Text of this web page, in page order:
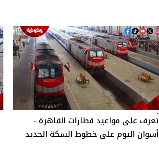
تعرف على مواعيد قطارات القاهرة -
أسوان اليوم على خطوط السكة الحديد